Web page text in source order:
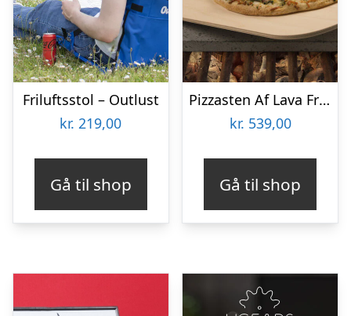
Friluftsstol – Outlust
kr. 219,00
Gå til shop
Pizzasten Af Lava Fra Etna
kr. 539,00
Gå til shop